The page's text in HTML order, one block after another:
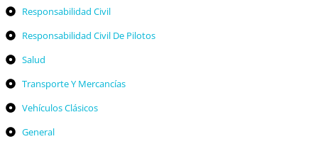
Responsabilidad Civil
Responsabilidad Civil De Pilotos
Salud
Transporte Y Mercancías
Vehículos Clásicos
General